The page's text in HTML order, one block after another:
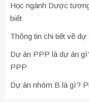
Học ngành Dược
biết
Thông tin chi tiết về
Dự án PPP là dự án
PPP
Dự án nhóm B là gì?